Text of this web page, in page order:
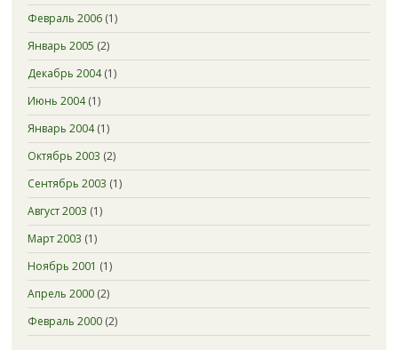
Февраль 2006(1)
Январь 2005 (2)
Декабрь 2004(1)
Июнь 2004(1)
Январь 2004(1)
Октябрь 2003 (2)
Сентябрь 2003 (1)
Август 2003 (1)
Март 2003 (1)
Ноябрь 2001 (1)
Апрель 2000(2)
Февраль 2000(2)